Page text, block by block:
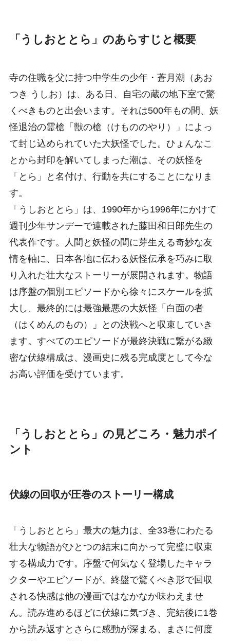
「うしおととら」のあらすじと概要
寺の住職を父に持つ中学生の少年・蒼月潮（あお
つき うしお）は、ある日、自宅の蔵の地下室で驚
くべきものと出会います。それは500年もの間、妖
怪退治の霊槍「獣の槍（けもののやり）」によっ
て封じ込められていた大妖怪でした。ひょんなこ
とから封印を解いてしまった潮は、その妖怪を
「とら」と名付け、行動を共にすることになりま
す。
「うしおととら」は、1990年から1996年にかけて
週刊少年サンデーで連載された藤田和日郎先生の
代表作です。人間と妖怪の間に芽生える奇妙な友
情を軸に、日本各地に伝わる妖怪伝承を巧みに取
り入れた壮大なストーリーが展開されます。物語
は序盤の個別エピソードから徐々にスケールを拡
大し、最終的には最強最悪の大妖怪「白面の者
（はくめんのもの）」との決戦へと収束していき
ます。すべてのエピソードが最終決戦に繋がる緻
密な伏線構成は、漫画史に残る完成度として今な
お高い評価を受けています。
「うしおととら」の見どころ・魅力ポイ
ント
伏線の回収が圧巻のストーリー構成
「うしおととら」最大の魅力は、全33巻にわたる
壮大な物語がひとつの結末に向かって完璧に収束
する構成力です。序盤で何気なく登場したキャラ
クターやエピソードが、終盤で驚くべき形で回収
される快感は他の漫画ではなかなか味わえませ
ん。読み進めるほどに伏線に気づき、完結後に1巻
から読み返すとさらに感動が深まる、まさに何度